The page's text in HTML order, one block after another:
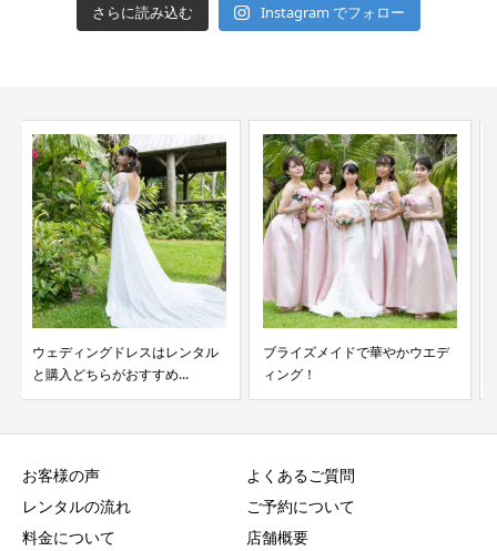
さらに読み込む Instagram でフォロー
ブライズメイドで華やかウエデ
ィング！
「キャンコレ2023 沖縄」今年も
衣装協力させて頂...
お客様の声
レンタルの流れ
料金について
よくあるご質問
ご予約について
店舗概要